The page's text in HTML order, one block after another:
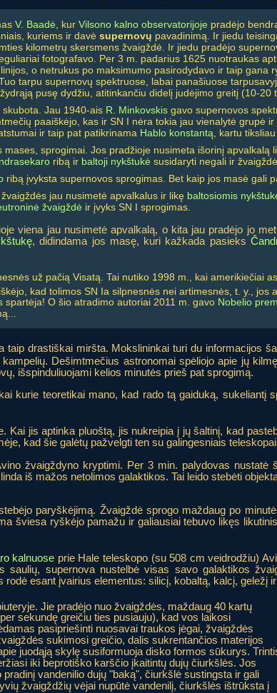
V. Baadė , kur Vilsono kalno observatorijoje pradėjo
kuriems ir davė supernovų pavadinimą. Ir jiedu
kilometrų skersmens žvaigždė. Ir jiedu pradėjo
fotografavo. Per 3 m. padarius 1625 nuotraukas
o netrukus po maksimumo pasirodydavo ir taip gana
tarpu supernovų spektruose, labai panašiuose
pusę dydžiu, atitinkančiu didelį judėjimo greitį (10-20
Jau 1940-ais R. Minkovskis gavo supernovos
paaiškėjo, kas ir SN I nėra tokia jau vienalytė grupė
ir taip pat patikrinama Hablo konstantą , kartu
sprogimai. Jos pradžioje nusimeta išorinį
ribą ir baltoji nykštukė susidaryti negali ir
ribą įvyksta supernovos sprogimas. Bet kaip jos masė gali
jau nusimetė apvalkalus ir likę baltosiomis
žvaigždė ir įvyks SN I sprogimas.
viena jau nusimetė apvalkalą, o kita jau pradėjo jo
, didindama jos masę, kuri kažkada pasieks
už pačią Visatą. Tai nutiko 1998 m., kai amerikiečiai
kad tolimos SN Ia silpnesnės nei artimesnės, t. y.,
spartėja! O šio atradimo autoriai 2011 m. gavo Nobelio
drastiškai miršta. Mokslininkai turi du informacijos
Dešimtmečius astronomai spėliojo apie jų
išspinduliuojami kelios minutės prieš pat sprogimą.
kurie teoretikai mano, kad rado tą gaiduką, sukeliantį
Kai jis aptinka pluoštą, jis nukreipia į jų šaltinį, kad
kad šie galėtų pažvelgti ten su galingesniais
žvaigždyno kryptimi. Per 3 min. palydovas
iš mažos netolimos galaktikos. Tai leido stebėti
paryškėjimą. Žvaigždė sprogo maždaug po
šviesa ryškėjo pamažu ir galiausiai tebuvo likęs
kalnuose prie Hale teleskopo (su 508 cm veidrodžiu)
supernova nustelbė visas savo galaktikos
esant įvairius elementus: silicį, kobaltą, kalcį, geležį
Jie pradėjo nuo žvaigždės, maždaug 40 kartų
sekundę greičiu ties pusiauju), kad vos laikosi
pasipriešinti nuosavai traukos jėgai, žvaigždės
sukimosi greičio, dalis sukrentančios materijos
juodąją skylę susiformuoja disko formos sūkurys.
iki beprotiško karščio įkaitintų dujų čiurkšlės. Jos
vandenilio dujų "baką", čiurkšlė sustingsta ir gali
žvaigždžių vėjai nupūtė vandenilį, čiurkšlės ištrūksta į